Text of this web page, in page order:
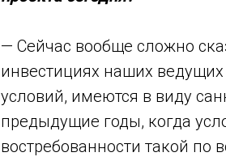
— Сейчас вообще сложно
инвестициях наших
условий, имеются в виду
предыдущие годы, когда
востребованности такой